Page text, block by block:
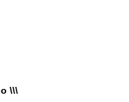
\\\